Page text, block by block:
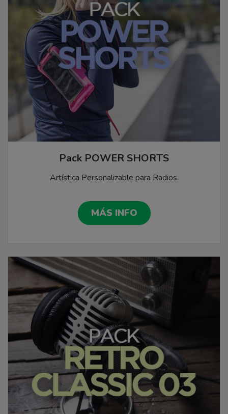
Pack POWER SHORTS
Artística Personalizable para Radios.
MÁS INFO